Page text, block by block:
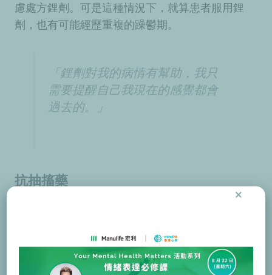
慮處方鋰劑。可是這種情況下，就算患者服用鋰
劑，也有可能經歷重複的躁鬱期。
「鋰劑對我的病情有幫助，我只
需要提醒自己我現在的感覺都會
過去的。」
抗抽搐藥
馬西平（carbamazepine / Tegretol）及拉莫
三嗪（lamotrigine / Lamictal）。
×